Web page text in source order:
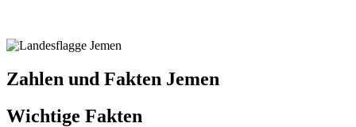
Zahlen und Fakten Jemen
Wichtige Fakten